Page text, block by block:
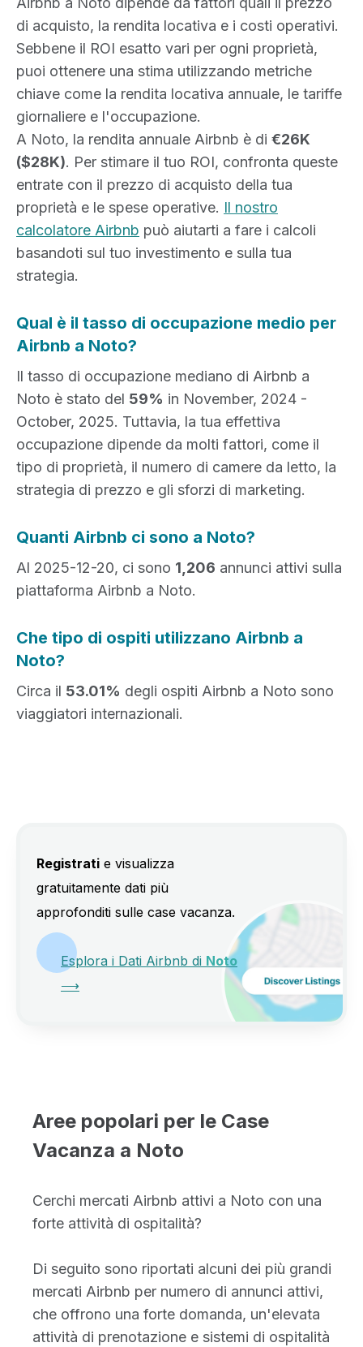
di acquisto, la rendita locativa e i costi operativi.
Sebbene il ROI esatto vari per ogni proprietà,
puoi ottenere una stima utilizzando metriche
chiave come la rendita locativa annuale, le tariffe
giornaliere e l'occupazione.
A Noto, la rendita annuale Airbnb è di €26K
($28K). Per stimare il tuo ROI, confronta queste
entrate con il prezzo di acquisto della tua
proprietà e le spese operative. Il nostro
calcolatore Airbnb può aiutarti a fare i calcoli
basandoti sul tuo investimento e sulla tua
strategia.
Qual è il tasso di occupazione medio per
Airbnb a Noto?
Il tasso di occupazione mediano di Airbnb a
Noto è stato del 59% in November, 2024 -
October, 2025. Tuttavia, la tua effettiva
occupazione dipende da molti fattori, come il
tipo di proprietà, il numero di camere da letto, la
strategia di prezzo e gli sforzi di marketing.
Quanti Airbnb ci sono a Noto?
Al 2025-12-20, ci sono 1,206 annunci attivi sulla
piattaforma Airbnb a Noto.
Che tipo di ospiti utilizzano Airbnb a
Noto?
Circa il 53.01% degli ospiti Airbnb a Noto sono
viaggiatori internazionali.
Registrati e visualizza
gratuitamente dati più
approfonditi sulle case vacanza.
Esplora i Dati Airbnb di Noto
⟶
Aree popolari per le Case
Vacanza a Noto
Cerchi mercati Airbnb attivi a Noto con una
forte attività di ospitalità?
Di seguito sono riportati alcuni dei più grandi
mercati Airbnb per numero di annunci attivi,
che offrono una forte domanda, un'elevata
attività di prenotazione e sistemi di ospitalità